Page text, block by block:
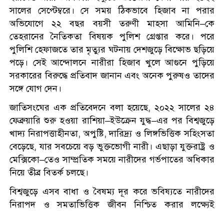
সালের সেপ্টেম্বরে। সে সময় ঠিকভাবে হিজাব না পরার
অভিযোগে ২২ বছর বয়সী তরুণী মাহসা আমিনি–কে
তেহরানের নৈতিকতা বিষয়ক পুলিশ গ্রেপ্তার করে। পরে
পুলিশি হেফাজতে তার মৃত্যুর ঘটনায় দেশজুড়ে বিক্ষোভ ছড়িয়ে
পড়ে। সেই আন্দোলনে নারীরা হিজাব খুলে আগুনে পুড়িয়ে
সরকারের বিরুদ্ধে প্রতিবাদ জানান এবং অনেক পুরুষও তাদের
সঙ্গে যোগ দেন।
জাতিসংঘের এক প্রতিবেদনে বলা হয়েছে, ২০২২ সালের ২৪
ফেব্রুয়ারি শুরু হওয়া রাশিয়া–ইউক্রেন যুদ্ধ–এর পর বিশ্বজুড়ে
খাদ্য নিরাপত্তাহীনতা, অপুষ্টি, দারিদ্র্য ও লিঙ্গভিত্তিক সহিংসতা
বেড়েছে, যার সবচেয়ে বড় ভুক্তভোগী নারী। এছাড়া যুক্তরাষ্ট্র ও
মেক্সিকো–তেও সাম্প্রতিক সময়ে নারীদের গর্ভপাতের অধিকার
নিয়ে তীব্র বিতর্ক চলছে।
বিশ্বজুড়ে এসব বাধা ও বৈষম্য দূর করে ভবিষ্যতে নারীদের
নিরাপদ ও সমতাভিত্তিক জীবন নিশ্চিত করার লক্ষ্যেই